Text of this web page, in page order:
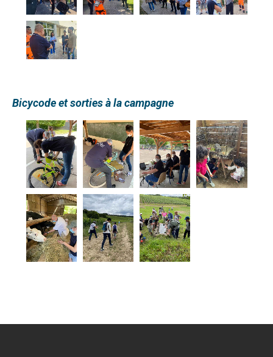
Bicycode et sorties à la campagne